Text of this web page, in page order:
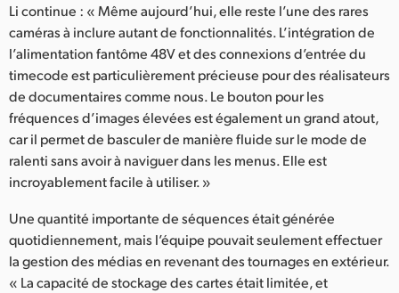
Li continue : « Même aujourd’hui, elle reste l’une des rares
caméras à inclure autant de fonctionnalités. L’intégration de
l’alimentation fantôme 48V et des connexions d’entrée du
timecode est particulièrement précieuse pour des réalisateurs
de documentaires comme nous. Le bouton pour les
fréquences d’images élevées est également un grand atout,
car il permet de basculer de manière fluide sur le mode de
ralenti sans avoir à naviguer dans les menus. Elle est
incroyablement facile à utiliser. »
Une quantité importante de séquences était générée
quotidiennement, mais l’équipe pouvait seulement effectuer
la gestion des médias en revenant des tournages en extérieur.
« La capacité de stockage des cartes était limitée, et